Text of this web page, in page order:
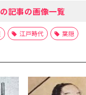
記事の画像一覧
江戸時代 葉隠